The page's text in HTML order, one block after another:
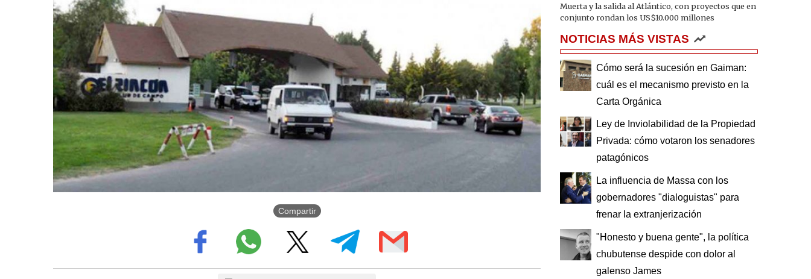
Compartir
Muerta y la salida al Atlántico, con proyectos que en
conjunto rondan los US$10.000 millones
NOTICIAS MÁS VISTAS
Cómo será la sucesión en Gaiman:
cuál es el mecanismo previsto en la
Carta Orgánica
Ley de Inviolabilidad de la Propiedad
Privada: cómo votaron los senadores
patagónicos
La influencia de Massa con los
gobernadores "dialoguistas" para
frenar la extranjerización
"Honesto y buena gente", la política
chubutense despide con dolor al
galenso James